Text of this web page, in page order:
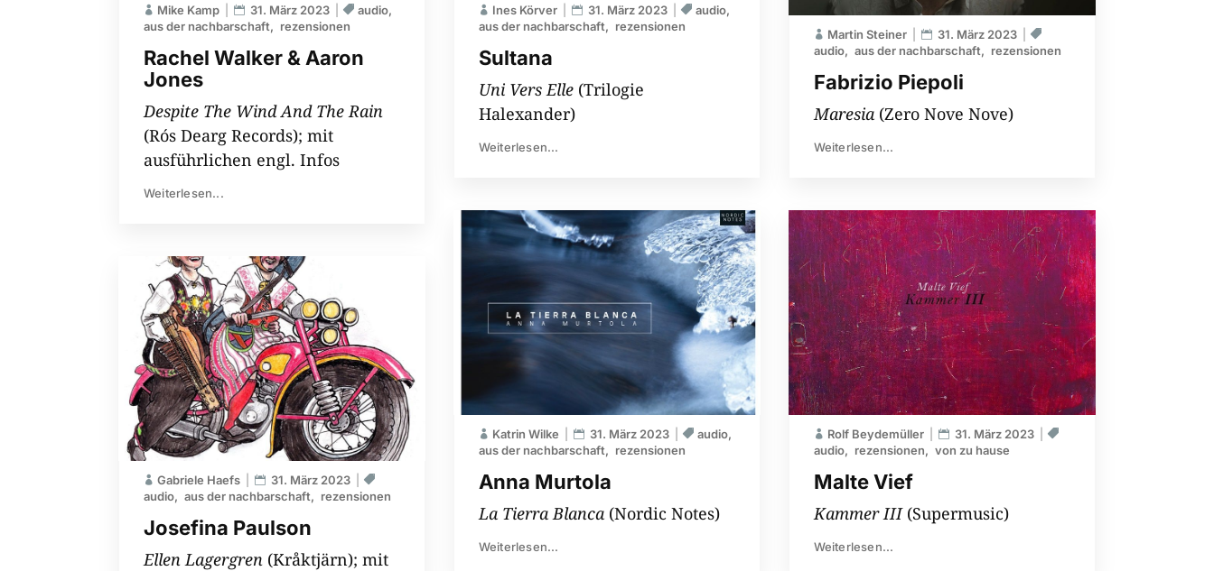
Rachel Walker & Aaron
Jones
Mike Kamp 31. März 2023
audio
aus der nachbarschaft
rezensionen
Despite The Wind And The Rain
(Rós Dearg Records); mit
ausführlichen engl. Infos
Weiterlesen...
Josefina Paulson
Gabriele Haefs
31. März 2023
audio
aus der nachbarschaft rezensionen
Ellen Lagergren (Kråktjärn); mit
Sultana
Ines Körver 31. März 2023
audio
aus der nachbarschaft
rezensionen
Uni Vers Elle(Trilogie
Halexander)
Weiterlesen...
Anna Murtola
Katrin Wilke 31. März 2023
audio
aus der nachbarschaft
rezensionen
La Tierra Blanca(Nordic Notes)
Weiterlesen...
Fabrizio Piepoli
Martin Steiner
31. März 2023
audio
aus der nachbarschaft rezensionen
Maresia(Zero Nove Nove)
Weiterlesen...
Malte Vief
Rolf Beydemüller
31. März 2023
audio
rezensionen von zu hause
Kammer III(Supermusic)
Weiterlesen...